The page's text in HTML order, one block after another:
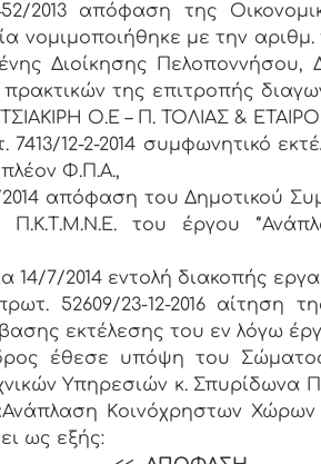
2013 απόφαση της
νομιμοποιήθηκε με την
Διοίκησης Πελοποννήσου,
της επιτροπής
Ο.Ε – Π. ΤΟΛΙΑΣ &
7413/12-2-2014 συμφωνητικό
Φ.Π.Α.,
απόφαση του Δημοτικού
Π.Κ.Τ.Μ.Ν.Ε. του έργου
14/7/2014 εντολή διακοπής
52609/23-12-2016 αίτηση
εκτέλεσης του εν λόγω
έθεσε υπόψη του Σώματος
Υπηρεσιών κ. Σπυρίδωνα
Kοινόχρηστων Χώρων
ως εξής: